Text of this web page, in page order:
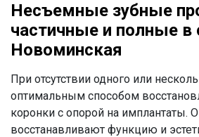
Несъемные зубные
частичные и полные в
Новоминская
При отсутствии одного или
оптимальным способом
коронки с опорой на имплантаты.
восстанавливают функцию и